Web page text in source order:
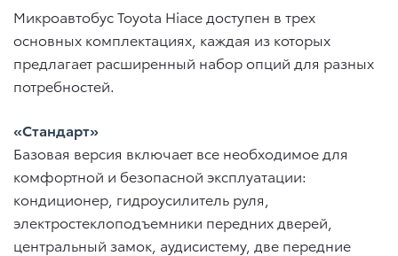
Микроавтобус Toyota Hiace доступен в трех
основных комплектациях, каждая из которых
предлагает расширенный набор опций для разных
потребностей.
«Стандарт»
Базовая версия включает все необходимое для
комфортной и безопасной эксплуатации:
кондиционер, гидроусилитель руля,
электростеклоподъемники передних дверей,
центральный замок, аудисистему, две передние